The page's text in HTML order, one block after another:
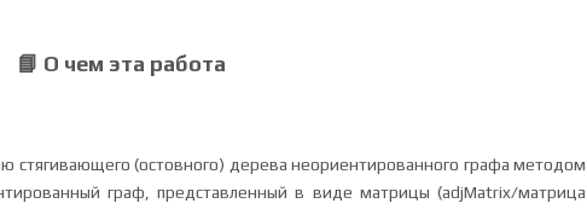
📘 О чем эта работа
стягивающего (остовного) дерева неориентированного графа методом
граф, представленный в виде матрицы (adjMatrix/матрица